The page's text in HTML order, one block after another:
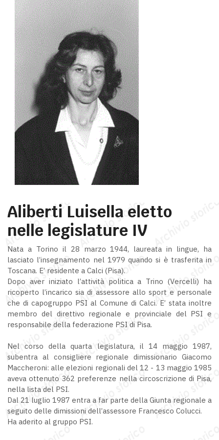
Aliberti Luisella eletto
nelle legislature IV
Nata a Torino il 28 marzo 1944, laureata in lingue, ha
lasciato l’insegnamento nel 1979 quando si è trasferita in
Toscana. E’ residente a Calci (Pisa).
Dopo aver iniziato l’attività politica a Trino (Vercelli) ha
ricoperto l’incarico sia di assessore allo sport e personale
che di capogruppo PSI al Comune di Calci. E’ stata inoltre
membro del direttivo regionale e provinciale del PSI e
responsabile della federazione PSI di Pisa.
Nel corso della quarta legislatura, il 14 maggio 1987,
subentra al consigliere regionale dimissionario Giacomo
Maccheroni: alle elezioni regionali del 12 - 13 maggio 1985
aveva ottenuto 362 preferenze nella circoscrizione di Pisa,
nella lista del PSI.
Dal 21 luglio 1987 entra a far parte della Giunta regionale a
seguito delle dimissioni dell’assessore Francesco Colucci.
Ha aderito al gruppo PSI.